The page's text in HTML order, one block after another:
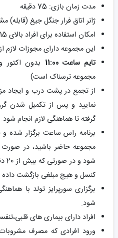
مدت زمان بازی: 75 دقیقه
ژانر اتاق فرار جنگل جیغ (قابله)
امکان استفاده برای افراد بالای 15 سال
این مجموعه دارای مجوزات
تایم ساعت 11:00
بدون
مجموعه ترسناک است)
از تجمع در پشت درب و ایجاد
نمایید و پس از تکمیل شدن
گرفته تا هماهنگی لازم انجام شود.
مجموعه حاضر باشید، در
کنسل و هیچ مبلغی بازگشت
برگزاری سورپرایز تولد با
شود.
افراد دارای بیماری های
ورود افرادی که مصرف